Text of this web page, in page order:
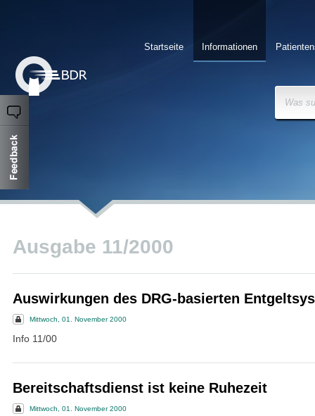
Informationen
Startseite
Was
Ausgabe 11/2000
Auswirkungen des DRG-basierten
Mittwoch, 01. November 2000
Info 11/00
Bereitschaftsdienst ist keine Ruhezeit
Mittwoch, 01. November 2000